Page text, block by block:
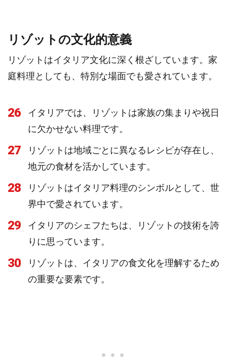
リゾットの文化的意義
リゾットはイタリア文化に深く根ざしています。家
庭料理としても、特別な場面でも愛されています。
26
イタリアでは、リゾットは家族の集まりや祝日
に欠かせない料理です。
27
リゾットは地域ごとに異なるレシピが存在し、
地元の食材を活かしています。
28
リゾットはイタリア料理のシンボルとして、世
界中で愛されています。
29
イタリアのシェフたちは、リゾットの技術を誇
りに思っています。
30
リゾットは、イタリアの食文化を理解するため
の重要な要素です。